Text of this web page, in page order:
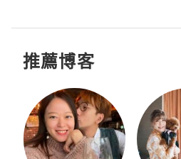
推薦博客